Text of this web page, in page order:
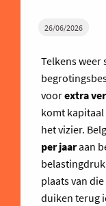
26/06/2026
Telkens weer
voorextra
komt
het vizier.
per jaaraan
plaats van
duiken terug